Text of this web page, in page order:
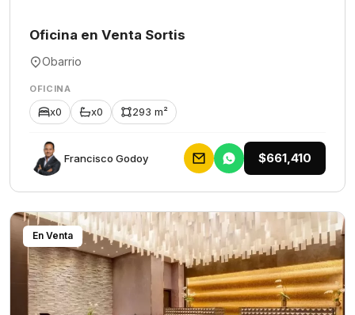
Oficina en Venta Sortis
Obarrio
OFICINA
x0 x0 293 m²
Francisco Godoy $661,410
En Venta